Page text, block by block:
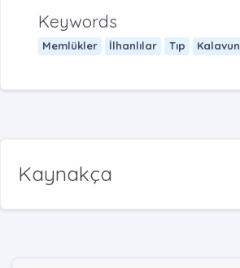
Keywords
Memlükler İlhanlılar Tıp Kalavun
Kaynakça